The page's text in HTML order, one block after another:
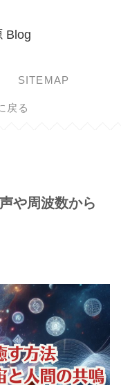
Blog
SITEMAP
戻る
や周波数から